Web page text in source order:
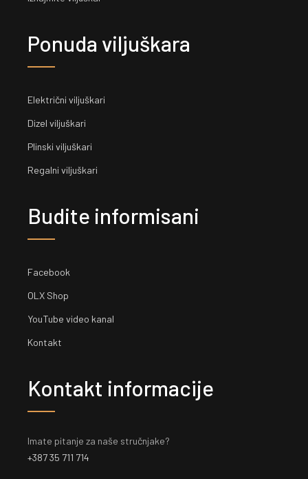
Ponuda viljuškara
Električni viljuškari
Dizel viljuškari
Plinski viljuškari
Regalni viljuškari
Budite informisani
Facebook
OLX Shop
YouTube video kanal
Kontakt
Kontakt informacije
Imate pitanje za naše stručnjake?
+387 35 711 714